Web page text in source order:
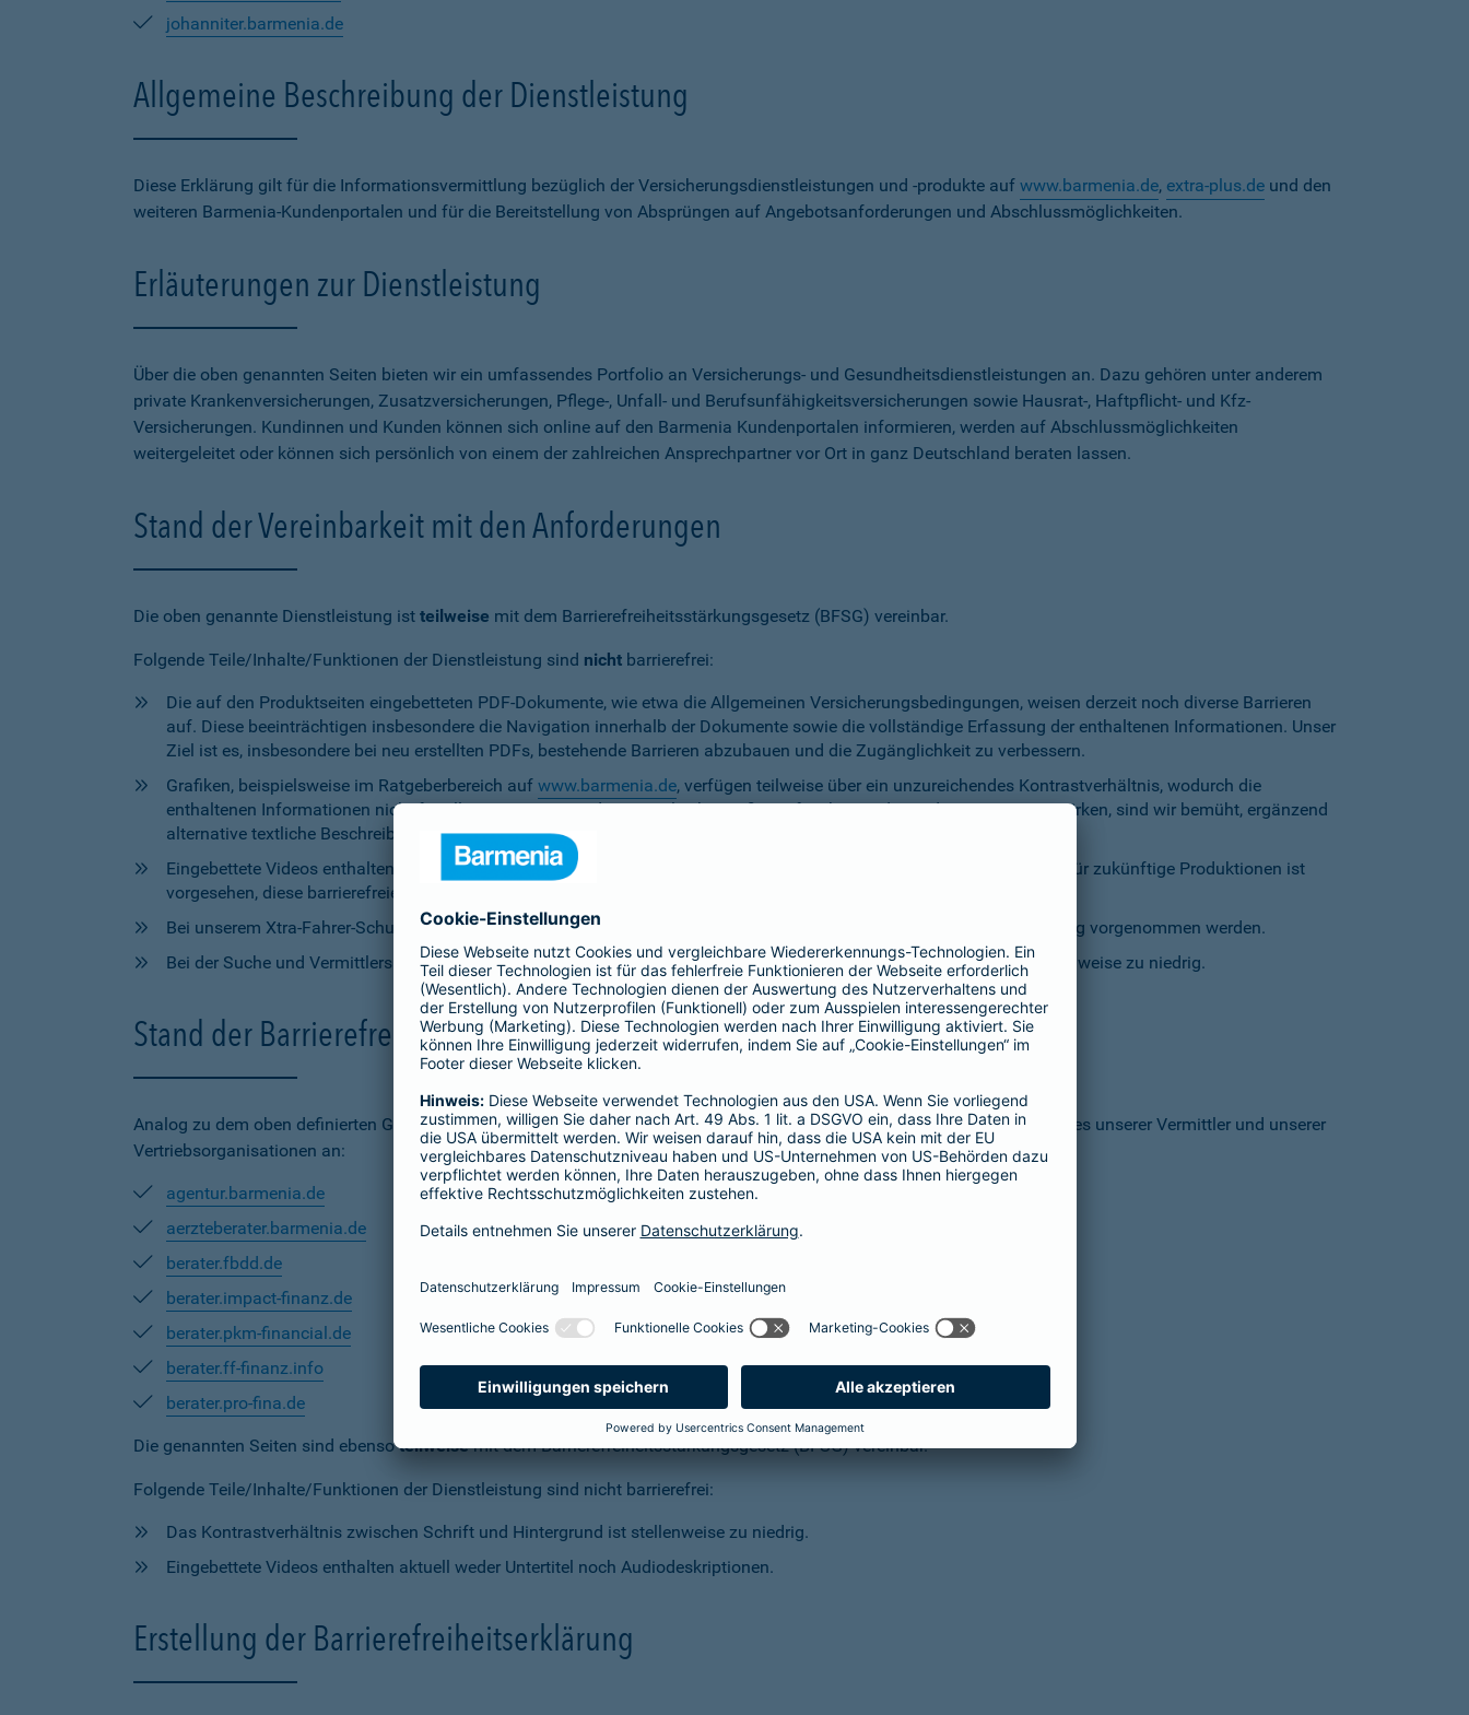
johanniter.barmenia.de
Allgemeine Beschreibung der Dienstleistung
Diese Erklärung gilt für die Informationsvermittlung bezüglich der Versicherungsdienstleistungen und -produkte auf www.barmenia.de, extra-plus.de und den
weiteren Barmenia-Kundenportalen und für die Bereitstellung von Absprüngen auf Angebotsanforderungen und Abschlussmöglichkeiten.
Erläuterungen zur Dienstleistung
Über die oben genannten Seiten bieten wir ein umfassendes Portfolio an Versicherungs- und Gesundheitsdienstleistungen an. Dazu gehören unter anderem
private Krankenversicherungen, Zusatzversicherungen, Pflege-, Unfall- und Berufsunfähigkeitsversicherungen sowie Hausrat-, Haftpflicht- und Kfz-
Versicherungen. Kundinnen und Kunden können sich online auf den Barmenia Kundenportalen informieren, werden auf Abschlussmöglichkeiten
weitergeleitet oder können sich persönlich von einem der zahlreichen Ansprechpartner vor Ort in ganz Deutschland beraten lassen.
Stand der Vereinbarkeit mit den Anforderungen
Die oben genannte Dienstleistung ist teilweise mit dem Barrierefreiheitsstärkungsgesetz (BFSG) vereinbar.
Folgende Teile/Inhalte/Funktionen der Dienstleistung sind nicht barrierefrei:
Die auf den Produktseiten eingebetteten PDF-Dokumente, wie etwa die Allgemeinen Versicherungsbedingungen, weisen derzeit noch diverse Barrieren
auf. Diese beeinträchtigen insbesondere die Navigation innerhalb der Dokumente sowie die vollständige Erfassung der enthaltenen Informationen. Unser
Ziel ist es, insbesondere bei neu erstellten PDFs, bestehende Barrieren abzubauen und die Zugänglichkeit zu verbessern.
Grafiken, beispielsweise im Ratgeberbereich auf www.barmenia.de, verfügen teilweise über ein unzureichendes Kontrastverhältnis, wodurch die
enthaltenen Informationen nicht für alle Nutzerinnen und Nutzer gleichermaßen erfassbar sind. Um dem entgegenzuwirken, sind wir bemüht, ergänzend
alternative textliche Beschreibungen zur Verfügung zu stellen.
Eingebettete Videos enthalten aktuell weder Untertitel noch Audiodeskriptionen, was ihre Zugänglichkeit einschränkt. Für zukünftige Produktionen ist
vorgesehen, diese barrierefreien Elemente bereitzustellen.
Bei unserem Xtra-Fahrer-Schutz kann die Anpassung der zu versichernden Tage momentan nicht per Tastaturbedienung vorgenommen werden.
Bei der Suche und Vermittlersuche auf barmenia.de ist das Kontrastverhältnis zwischen Schrift und Hintergrund stellenweise zu niedrig.
Stand der Barrierefreiheit auf den Vermittler-Homepages
Analog zu dem oben definierten Geltungsbereich streben wir die Umsetzung der digitalen Barrierefreiheit auf den Homepages unserer Vermittler und unserer
Vertriebsorganisationen an:
agentur.barmenia.de
aerzteberater.barmenia.de
berater.fbdd.de
berater.impact-finanz.de
berater.pkm-financial.de
berater.ff-finanz.info
berater.pro-fina.de
Die genannten Seiten sind ebensoteilweisemit dem Barrierefreiheitsstärkungsgesetz (BFSG) vereinbar.
Folgende Teile/Inhalte/Funktionen der Dienstleistung sind nicht barrierefrei:
Das Kontrastverhältnis zwischen Schrift und Hintergrund ist stellenweise zu niedrig.
Eingebettete Videos enthalten aktuell weder Untertitel noch Audiodeskriptionen.
Erstellung der Barrierefreiheitserklärung